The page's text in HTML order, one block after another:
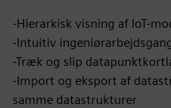
-Hierarkisk visning af IoT-
-Intuitiv
-Træk og slip
-Import og eksport af
samme datastrukturer